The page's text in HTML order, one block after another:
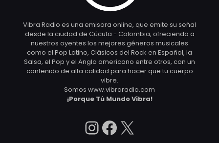
Vibra Radio es una emisora online, que emite su señal
desde la ciudad de Cúcuta - Colombia, ofreciendo a
nuestros oyentes los mejores géneros musicales
como el Pop Latino, Clásicos del Rock en Español, la
Salsa, el Pop y el Anglo americano entre otros, con un
contenido de alta calidad para hacer que tu cuerpo
vibre.
Somos www.vibraradio.com
¡Porque Tú Mundo Vibra!
Instagram
Facebook
X